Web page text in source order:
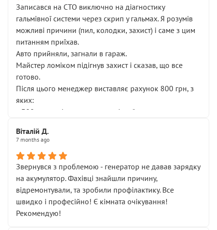
Записався на СТО виключно на діагностику
гальмівної системи через скрип у гальмах. Я розумів
можливі причини (пил, колодки, захист) і саме з цим
питанням приїхав.
Авто прийняли, загнали в гараж.
Майстер ломіком підігнув захист і сказав, що все
готово.
Після цього менеджер виставляє рахунок 800 грн, з
яких:
• 300 грн — діагностика гальмівної системи
НЕ погоджував
послуга. Тим більше, я був поруч і жодної реальної
діагностики ходової не проводилось. Після
зауваження гроші за цю “послугу” повернули, що
лише підтвердило мою правоту.
Але головне — я виїжджаю з боксу, і скрип у гальмах
залишився таким самим, як і був. Тобто оплачена
Віталій Д.
7 months ago
Звернувся з проблемою - генератор не давав зарядку
на акумулятор. Фахівці знайшли причину,
відремонтували, та зробили профілактику. Все
швидко і професійно! Є кімната очікування!
Рекомендую!